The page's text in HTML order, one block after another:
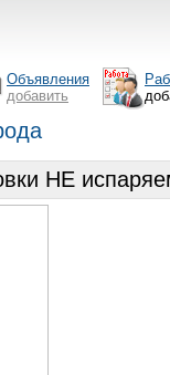
Объявления
добавить
НЕ